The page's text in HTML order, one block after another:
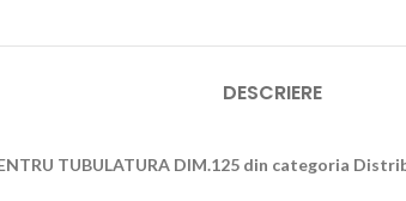
DESCRIERE
TUBULATURA DIM.125 din categoria